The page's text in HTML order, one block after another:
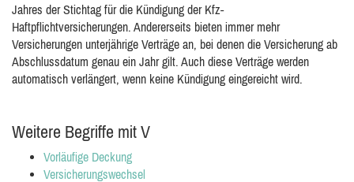
Jahres der Stichtag für die Kündigung der Kfz-
Haftpflichtversicherungen. Andererseits bieten immer mehr
Versicherungen unterjährige Verträge an, bei denen die Versicherung ab
Abschlussdatum genau ein Jahr gilt. Auch diese Verträge werden
automatisch verlängert, wenn keine Kündigung eingereicht wird.
Weitere Begriffe mit V
Vorläufige Deckung
Versicherungswechsel